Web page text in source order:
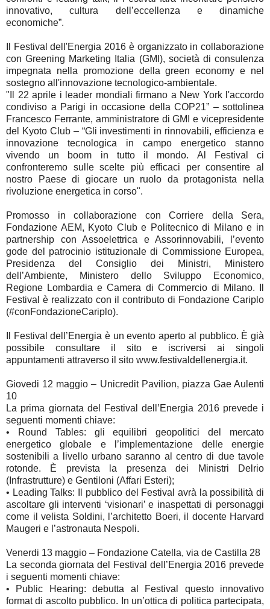
innovativo, cultura dell’eccellenza e dinamiche
economiche”.
Il Festival dell'Energia 2016 è organizzato in collaborazione
con Greening Marketing Italia (GMI), società di consulenza
impegnata nella promozione della green economy e nel
sostegno all'innovazione tecnologico-ambientale.
"Il 22 aprile i leader mondiali firmano a New York l'accordo
condiviso a Parigi in occasione della COP21” – sottolinea
Francesco Ferrante, amministratore di GMI e vicepresidente
del Kyoto Club – “Gli investimenti in rinnovabili, efficienza e
innovazione tecnologica in campo energetico stanno
vivendo un boom in tutto il mondo. Al Festival ci
confronteremo sulle scelte più efficaci per consentire al
nostro Paese di giocare un ruolo da protagonista nella
rivoluzione energetica in corso".
Promosso in collaborazione con Corriere della Sera,
Fondazione AEM, Kyoto Club e Politecnico di Milano e in
partnership con Assoelettrica e Assorinnovabili, l’evento
gode del patrocinio istituzionale di Commissione Europea,
Presidenza del Consiglio dei Ministri, Ministero
dell’Ambiente, Ministero dello Sviluppo Economico,
Regione Lombardia e Camera di Commercio di Milano. Il
Festival è realizzato con il contributo di Fondazione Cariplo
(#conFondazioneCariplo).
Il Festival dell’Energia è un evento aperto al pubblico. È già
possibile consultare il sito e iscriversi ai singoli
appuntamenti attraverso il sito www.festivaldellenergia.it.
Giovedi 12 maggio – Unicredit Pavilion, piazza Gae Aulenti
10
La prima giornata del Festival dell’Energia 2016 prevede i
seguenti momenti chiave:
•
Round Tables: gli equilibri geopolitici del mercato
energetico globale e l’implementazione delle energie
sostenibili a livello urbano saranno al centro di due tavole
rotonde. È prevista la presenza dei Ministri Delrio
(Infrastrutture) e Gentiloni (Affari Esteri);
• Leading Talks: Il pubblico del Festival avrà la possibilità di
ascoltare gli interventi ‘visionari’ e inaspettati di personaggi
come il velista Soldini, l’architetto Boeri, il docente Harvard
Maugeri e l’astronauta Nespoli.
Venerdi 13 maggio – Fondazione Catella, via de Castilla 28
La seconda giornata del Festival dell’Energia 2016 prevede
i seguenti momenti chiave:
•
Public Hearing: debutta al Festival questo innovativo
format di ascolto pubblico. In un’ottica di politica partecipata,